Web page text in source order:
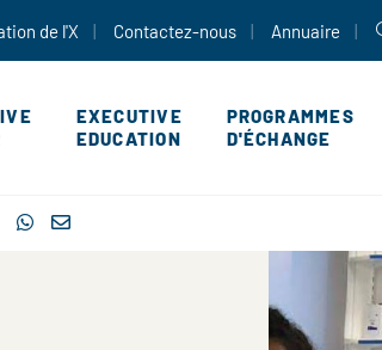
de l'X Contactez-nous Annuaire
EXECUTIVE
EDUCATION
PROGRAMMES
D'ÉCHANGE
ON LINKEDIN
SHARE ON WHATSAPP
COURRIEL